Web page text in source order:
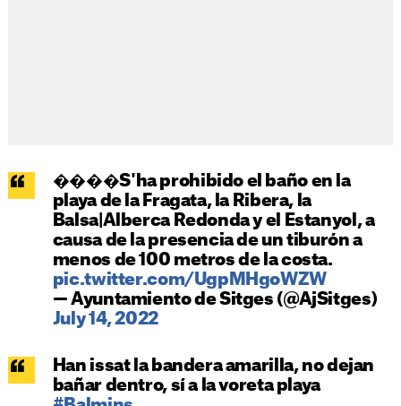
����S'ha prohibido el baño en la
playa de la Fragata, la Ribera, la
Balsa|Alberca Redonda y el Estanyol, a
causa de la presencia de un tiburón a
menos de 100 metros de la costa.
pic.twitter.com/UgpMHgoWZW
— Ayuntamiento de Sitges (@AjSitges)
July 14, 2022
Han issat la bandera amarilla, no dejan
bañar dentro, sí a la voreta playa